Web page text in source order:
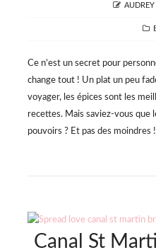
AUTHOR
Ce n’est un secret pour
change tout ! Un plat un peu
voyager, les épices sont les
recettes. Mais saviez-vous que
pouvoirs ? Et pas des moindres
Canal St